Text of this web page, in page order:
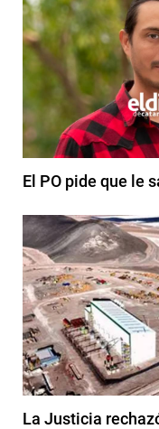
El PO pide que le
La Justicia